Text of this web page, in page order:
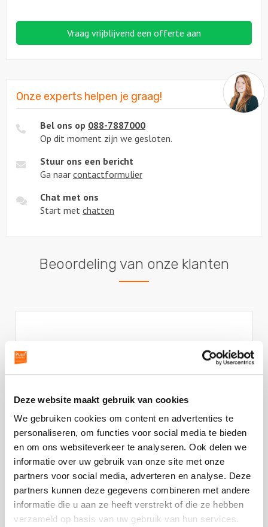
Deze website maakt gebruik van cookies
We gebruiken cookies om content en advertenties te
personaliseren, om functies voor social media te bieden
en om ons websiteverkeer te analyseren. Ook delen we
informatie over uw gebruik van onze site met onze
partners voor social media, adverteren en analyse. Deze
partners kunnen deze gegevens combineren met andere
informatie die u aan ze heeft verstrekt of die ze hebben
verzameld op basis van uw gebruik van hun services.
Vraag vrijblijvend een offerte aan
Onze experts helpen je graag!
Bel ons op 088-7887000
Op dit moment zijn we gesloten.
Stuur ons een bericht
Ga naar contactformulier
Chat met ons
Start met chatten
Beoordeling van onze klanten
Excuses voor de late reactie, maar ik was vorige
een groot succes! IkLees verder
Deze
review
kreeg
als
cijfer
een
5
Plaats een review Bekijk alle reviews